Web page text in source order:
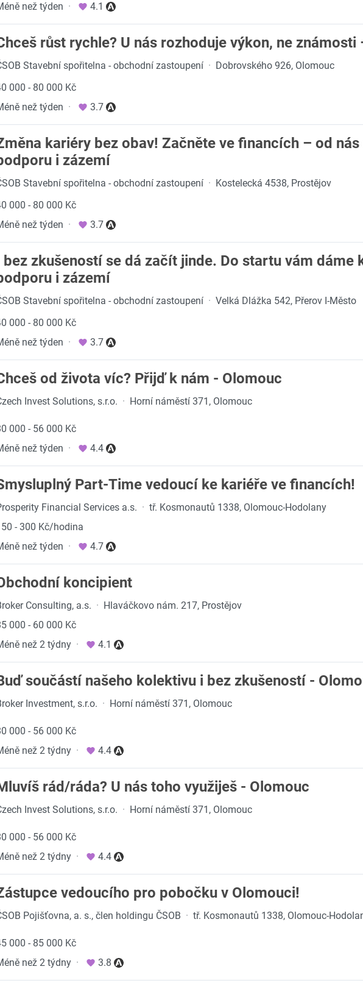
než týden · 4.1
růst rychle? U nás rozhoduje výkon, ne
Stavební spořitelna - obchodní zastoupení · Dobrovského 926, Olomouc
000 - 80 000 Kč
než týden · 3.7
kariéry bez obav! Začněte ve financích – od
i zázemí
Stavební spořitelna - obchodní zastoupení · Kostelecká 4538, Prostějov
000 - 80 000 Kč
než týden · 3.7
bez zkušeností se dá začít jinde. Do startu vám dáme
i zázemí
Stavební spořitelna - obchodní zastoupení · Velká Dlážka 542, Přerov I-Město
000 - 80 000 Kč
než týden · 3.7
od života víc? Přijď k nám - Olomouc
Invest Solutions, s.r.o. · Horní náměstí 371, Olomouc
000 - 56 000 Kč
než týden · 4.4
Part-Time vedoucí ke kariéře ve financích!
Financial Services a.s. · tř. Kosmonautů 1338, Olomouc-Hodolany
- 300 Kč/hodina
než týden · 4.7
koncipient
Consulting, a.s. · Hlaváčkovo nám. 217, Prostějov
000 - 60 000 Kč
než 2 týdny · 4.1
součástí našeho kolektivu i bez zkušeností -
Investment, s.r.o. · Horní náměstí 371, Olomouc
000 - 56 000 Kč
než 2 týdny · 4.4
rád/ráda? U nás toho využiješ - Olomouc
Invest Solutions, s.r.o. · Horní náměstí 371, Olomouc
000 - 56 000 Kč
než 2 týdny · 4.4
vedoucího pro pobočku v Olomouci!
Pojišťovna, a. s., člen holdingu ČSOB · tř. Kosmonautů 1338, Olomouc-
000 - 85 000 Kč
než 2 týdny · 3.8